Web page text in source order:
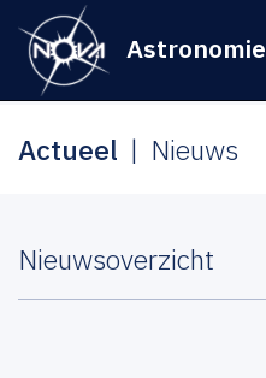
Astronomie
Actueel Nieuws
Nieuwsoverzicht